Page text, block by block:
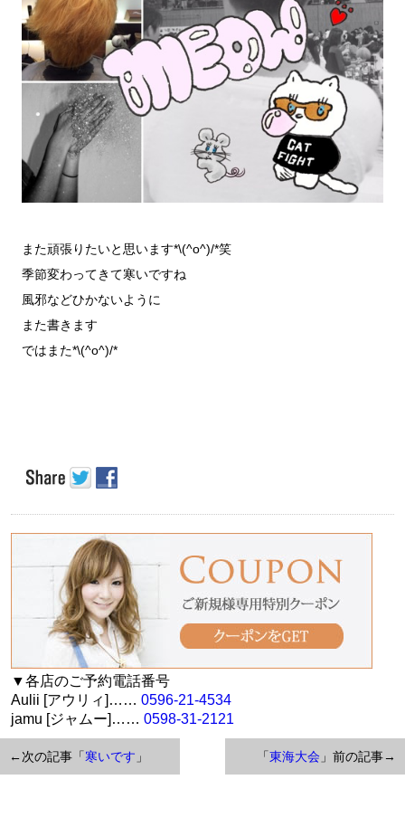
また頑張りたいと思います*\(^o^)/*笑
季節変わってきて寒いですね
風邪などひかないように
また書きます
ではまた*\(^o^)/*
▼各店のご予約電話番号
Aulii [アウリィ]…… 0596-21-4534
jamu [ジャムー]…… 0598-31-2121
「東海大会 」前の記事→
←次の記事「寒いです 」